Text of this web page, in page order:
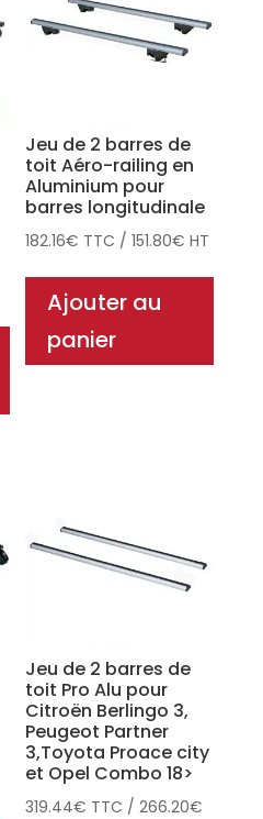
Jeu de 2 barres de
toit Aéro-railing en
Aluminium pour
barres longitudinale
182.16€ TTC /151.80€ HT
Ajouter au
panier
Jeu de 2 barres de
toit Pro Alu pour
Citroën Berlingo 3,
Peugeot Partner
3,Toyota Proace city
et Opel Combo 18>
319.44€ TTC /266.20€